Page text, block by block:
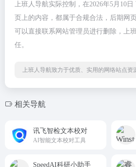
上班人导航实际控制，在2026年5月10日
页上的内容，都属于合规合法，后期网
可以直接联系网站管理员进行删除，上
任。
上班人导航致力于优质、实用的网络站点资
相关导航
讯飞智检文本校对
AI智能文本校对工具
SpeedAI科研小助手